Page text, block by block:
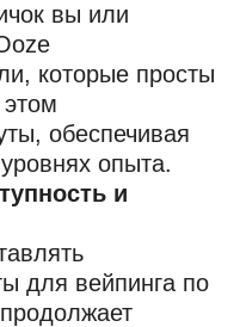
вы или
которые просты
обеспечивая
опыта.
и
для вейпинга по